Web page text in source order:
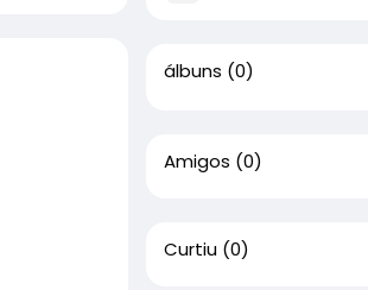
álbuns (0)
Amigos (0)
Curtiu (0)